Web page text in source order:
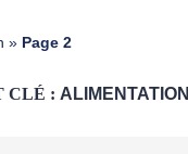
» Page 2
CLÉ : ALIMENTATION